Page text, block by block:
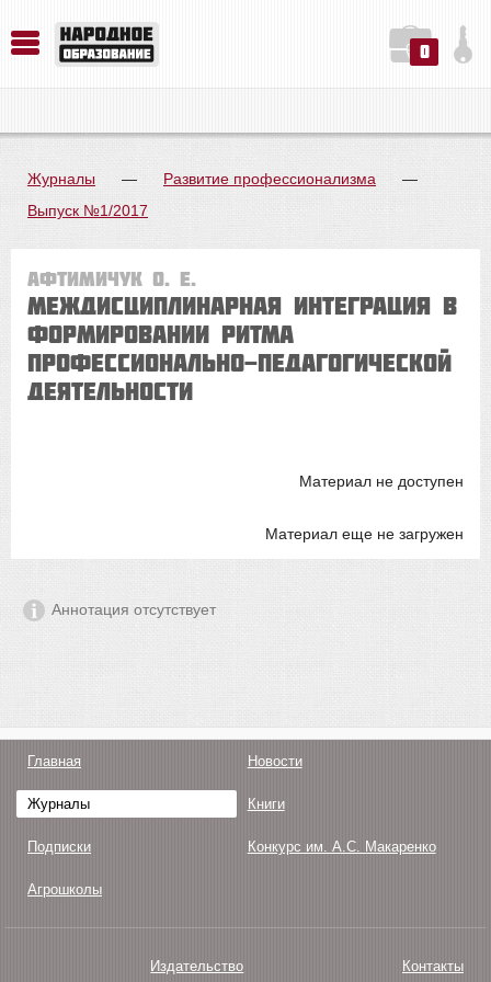
0
Журналы — Развитие профессионализма
—
Выпуск №1/2017
Афтимичук О. Е.
МЕЖДИСЦИПЛИНАРНАЯ ИНТЕГРАЦИЯ В
ФОРМИРОВАНИИ РИТМА
ПРОФЕССИОНАЛЬНО-ПЕДАГОГИЧЕСКОЙ
ДЕЯТЕЛЬНОСТИ
Материал не доступен
Материал еще не загружен
Аннотация отсутствует
Главная Новости
Журналы Книги
Подписки Конкурс им. А.С. Макаренко
Агрошколы
Издательство Контакты